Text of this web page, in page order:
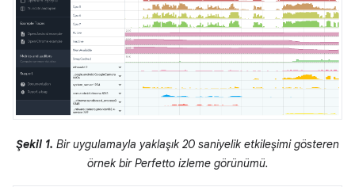
Şekil 1. Bir uygulamayla yaklaşık 20 saniyelik etkileşimi gösteren
örnek bir Perfetto izleme görünümü.